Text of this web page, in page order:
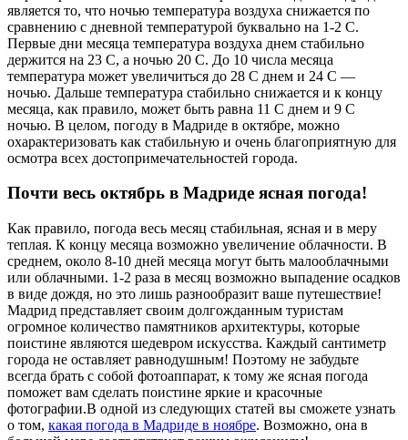
является то, что ночью температура воздуха снижается по
сравнению с дневной температурой буквально на 1-2 С.
Первые дни месяца температура воздуха днем стабильно
держится на 23 С, а ночью 20 С. До 10 числа месяца
температура может увеличиться до 28 С днем и 24 С —
ночью. Дальше температура стабильно снижается и к концу
месяца, как правило, может быть равна 11 С днем и 9 С
ночью. В целом, погоду в Мадриде в октябре, можно
охарактеризовать как стабильную и очень благоприятную для
осмотра всех достопримечательностей города.
Почти весь октябрь в Мадриде ясная погода!
Как правило, погода весь месяц стабильная, ясная и в меру
теплая. К концу месяца возможно увеличение облачности. В
среднем, около 8-10 дней месяца могут быть малооблачными
или облачными. 1-2 раза в месяц возможно выпадение осадков
в виде дождя, но это лишь разнообразит ваше путешествие!
Мадрид представляет своим долгожданным туристам
огромное количество памятников архитектуры, которые
поистине являются шедевром искусства. Каждый сантиметр
города не оставляет равнодушным! Поэтому не забудьте
всегда брать с собой фотоаппарат, к тому же ясная погода
поможет вам сделать поистине яркие и красочные
фотографии.В одной из следующих статей вы сможете узнать
о том, какая погода в Мадриде в ноябре. Возможно, она в